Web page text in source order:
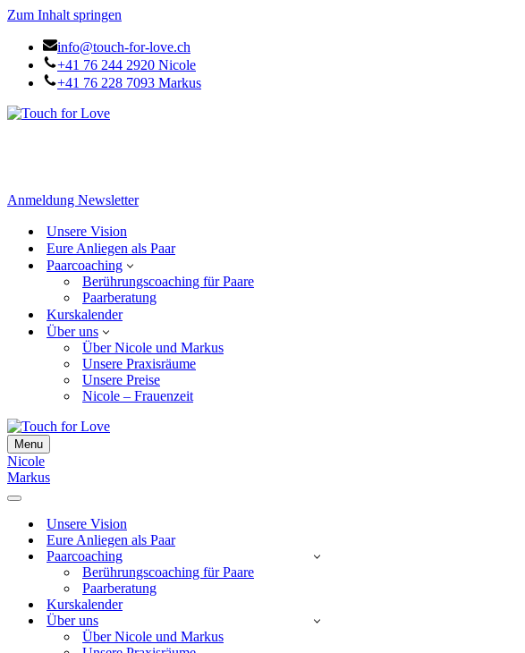
Zum Inhalt springen
info@touch-for-love.ch
+41 76 244 2920 Nicole
+41 76 228 7093 Markus
Anmeldung Newsletter
Unsere Vision
Eure Anliegen als Paar
Paarcoaching
Berührungscoaching für Paare
Paarberatung
Kurskalender
Über uns
Über Nicole und Markus
Unsere Praxisräume
Unsere Preise
Nicole – Frauenzeit
Menu
Navigationsmenü
Nicole
Markus
Navigationsmenü
Unsere Vision
Eure Anliegen als Paar
Paarcoaching
Berührungscoaching für Paare
Paarberatung
Kurskalender
Über uns
Über Nicole und Markus